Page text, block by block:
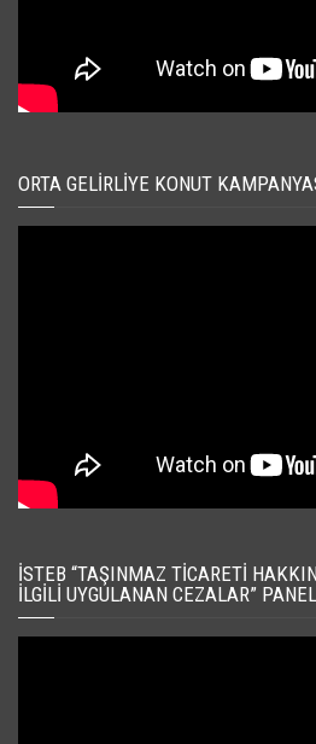
ORTA GELIRLIYE KONUT
İSTEB “TAŞINMAZ TICARETI
İLGILI UYGULANAN CEZALAR”